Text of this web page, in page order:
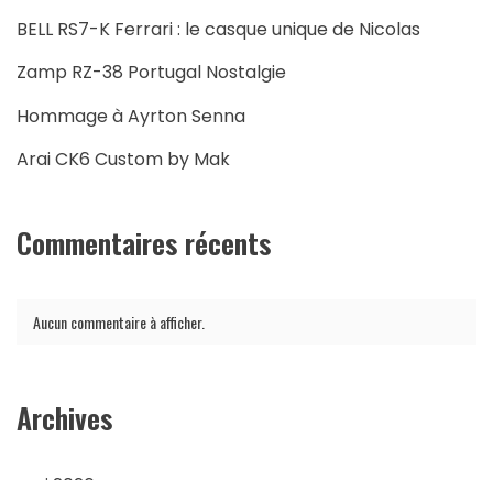
BELL RS7-K Ferrari : le casque unique de Nicolas
Zamp RZ-38 Portugal Nostalgie
Hommage à Ayrton Senna
Arai CK6 Custom by Mak
Commentaires récents
Aucun commentaire à afficher.
Archives